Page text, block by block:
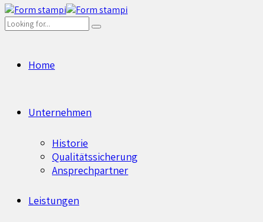
Home
Unternehmen
Historie
Qualitätssicherung
Ansprechpartner
Leistungen